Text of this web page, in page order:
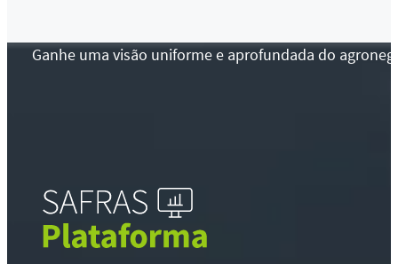
Ganhe uma visão uniforme e aprofundada do